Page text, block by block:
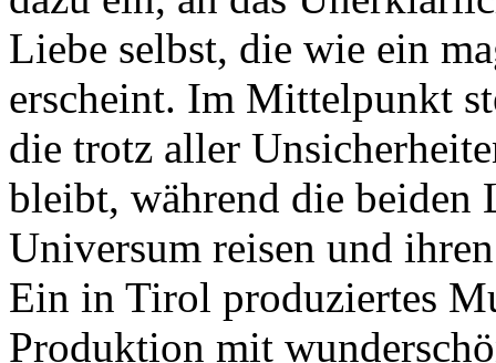
Liebe selbst, die wie ein
erscheint. Im Mittelpunkt
die trotz aller
bleibt, während die beiden
Universum reisen und
Ein in Tirol produziertes
Produktion mit